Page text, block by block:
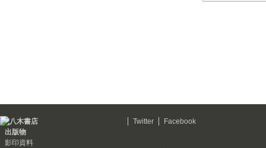
Twitter
Facebook
出版物
影印資料